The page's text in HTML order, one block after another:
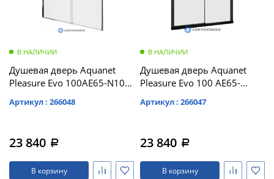
В НАЛИЧИИ
Душевая дверь Aquanet
Pleasure Evo 100AE65-N100-
прозрачное стекло
Артикул : 266048
23 840 a
В корзину
В НАЛИЧИИ
Душевая дверь Aquanet
Pleasure Evo 100 AE65-
прозрачное стекло
Артикул : 266047
23 840 a
В корзину